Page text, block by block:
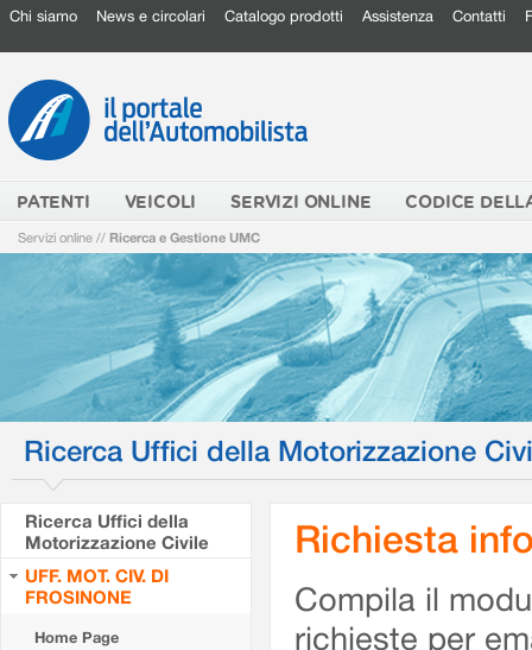
Chi siamo News e circolari Catalogo prodotti Assistenza Contatti
PATENTI VEICOLI SERVIZI ONLINE CODICE
Servizi online // Ricerca e Gestione UMC
Ricerca Uffici della Motorizzazione
Ricerca Uffici della
Motorizzazione Civile
UFF. MOT. CIV. DI
FROSINONE
Home Page
Richiesta
Compila il
richieste per